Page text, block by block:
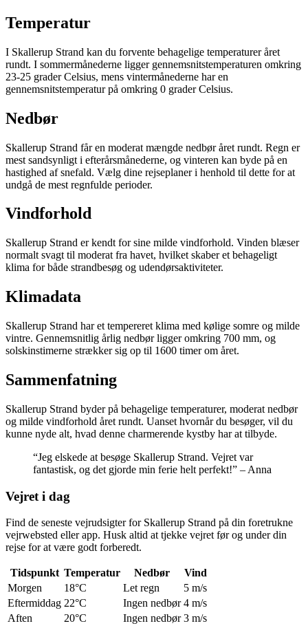
Temperatur
I Skallerup Strand kan du forvente behagelige temperaturer året
rundt. I sommermånederne ligger gennemsnitstemperaturen omkring
23-25 grader Celsius, mens vintermånederne har en
gennemsnitstemperatur på omkring 0 grader Celsius.
Nedbør
Skallerup Strand får en moderat mængde nedbør året rundt. Regn er
mest sandsynligt i efterårsmånederne, og vinteren kan byde på en
hastighed af snefald. Vælg dine rejseplaner i henhold til dette for at
undgå de mest regnfulde perioder.
Vindforhold
Skallerup Strand er kendt for sine milde vindforhold. Vinden blæser
normalt svagt til moderat fra havet, hvilket skaber et behageligt
klima for både strandbesøg og udendørsaktiviteter.
Klimadata
Skallerup Strand har et tempereret klima med kølige somre og milde
vintre. Gennemsnitlig årlig nedbør ligger omkring 700 mm, og
solskinstimerne strækker sig op til 1600 timer om året.
Sammenfatning
Skallerup Strand byder på behagelige temperaturer, moderat nedbør
og milde vindforhold året rundt. Uanset hvornår du besøger, vil du
kunne nyde alt, hvad denne charmerende kystby har at tilbyde.
“Jeg elskede at besøge Skallerup Strand. Vejret var
fantastisk, og det gjorde min ferie helt perfekt!” – Anna
Vejret i dag
Find de seneste vejrudsigter for Skallerup Strand på din foretrukne
vejrwebsted eller app. Husk altid at tjekke vejret før og under din
rejse for at være godt forberedt.
Tidspunkt Temperatur Nedbør
Vind
Morgen
18°C Let regn
5 m/s
Eftermiddag 22°C Ingen nedbør 4 m/s
Aften
20°C Ingen nedbør 3 m/s